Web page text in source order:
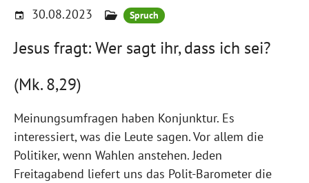
30.08.2023 Spruch
Jesus fragt: Wer sagt ihr, dass ich sei?
(Mk. 8,29)
Meinungsumfragen haben Konjunktur. Es
interessiert, was die Leute sagen. Vor allem die
Politiker, wenn Wahlen anstehen. Jeden
Freitagabend liefert uns das Polit-Barometer die